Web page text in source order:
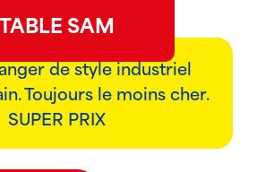
TABLE SAM
de style industriel
Toujours le moins cher.
SUPER PRIX